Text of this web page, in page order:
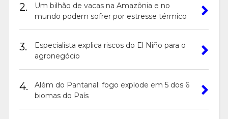
2.
Um bilhão de vacas na Amazônia e no
mundo podem sofrer por estresse térmico
3.
Especialista explica riscos do El Niño para o
agronegócio
4.
Além do Pantanal: fogo explode em 5 dos 6
biomas do País